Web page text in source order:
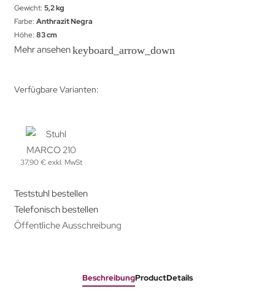
Gewicht: 5,2 kg
Farbe: Anthrazit Negra
Höhe: 83 cm
Mehr ansehenkeyboard_arrow_down
Verfügbare Varianten:
37,90 € exkl. MwSt
Teststuhl bestellen
Telefonisch bestellen
Öffentliche Ausschreibung
BeschreibungProductDetails